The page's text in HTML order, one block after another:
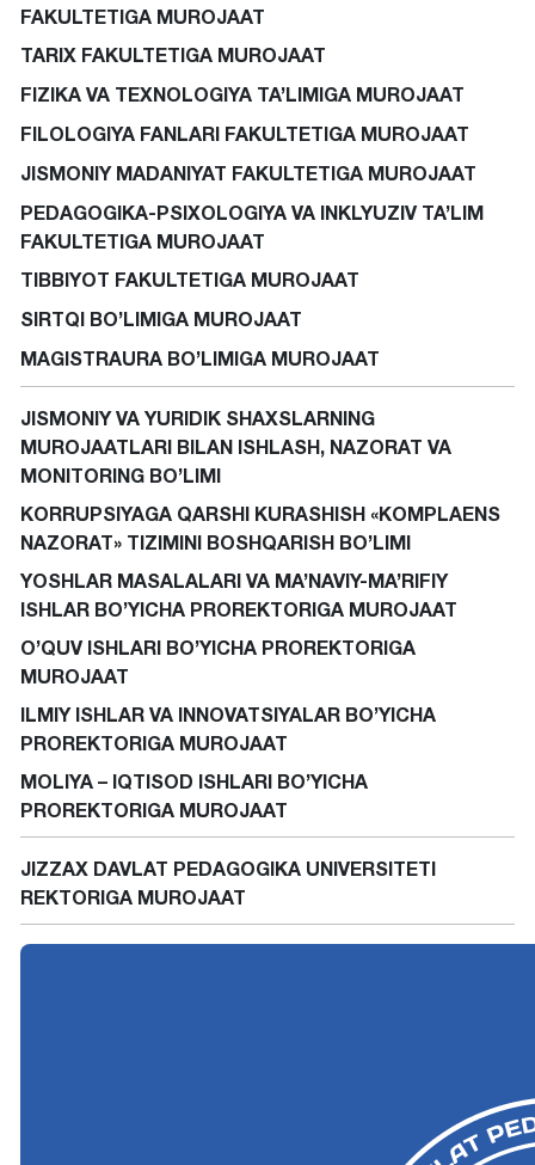
FAKULTETIGA MUROJAAT
TARIX FAKULTETIGA MUROJAAT
FIZIKA VA TEXNOLOGIYA TA’LIMIGA MUROJAAT
FILOLOGIYA FANLARI FAKULTETIGA MUROJAAT
JISMONIY MADANIYAT FAKULTETIGA MUROJAAT
PEDAGOGIKA-PSIXOLOGIYA VA INKLYUZIV TA’LIM
FAKULTETIGA MUROJAAT
TIBBIYOT FAKULTETIGA MUROJAAT
SIRTQI BO’LIMIGA MUROJAAT
MAGISTRAURA BO’LIMIGA MUROJAAT
JISMONIY VA YURIDIK SHAXSLARNING
MUROJAATLARI BILAN ISHLASH, NAZORAT VA
MONITORING BO’LIMI
KORRUPSIYAGA QARSHI KURASHISH «KOMPLAENS
NAZORAT» TIZIMINI BOSHQARISH BO’LIMI
YOSHLAR MASALALARI VA MA’NAVIY-MA’RIFIY
ISHLAR BO’YICHA PROREKTORIGA MUROJAAT
O’QUV ISHLARI BO’YICHA PROREKTORIGA
MUROJAAT
ILMIY ISHLAR VA INNOVATSIYALAR BO’YICHA
PROREKTORIGA MUROJAAT
MOLIYA – IQTISOD ISHLARI BO’YICHA
PROREKTORIGA MUROJAAT
JIZZAX DAVLAT PEDAGOGIKA UNIVERSITETI
REKTORIGA MUROJAAT